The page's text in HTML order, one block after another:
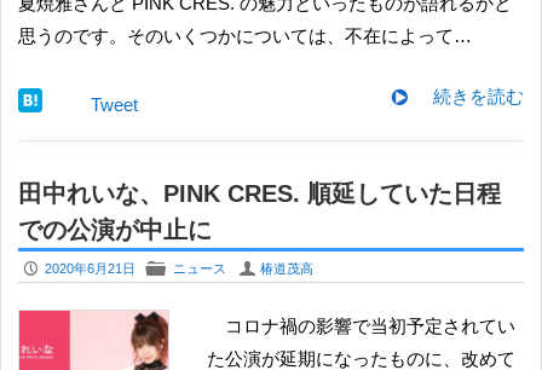
思うのです。そのいくつかについては、不在によって…
続きを読む
Tweet
田中れいな、PINK CRES. 順延していた日程
での公演が中止に
P 2020年6月21日 F ニュース U 椿道茂高
コロナ禍の影響で当初予定されてい
た公演が延期になったものに、改めて